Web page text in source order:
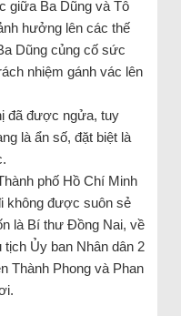
giữa Ba Dũng và Tô
hưởng lên các thế
Dũng củng cố sức
nhiệm gánh vác lên
đã được ngửa, tuy
là ẩn số, đặt biệt là
phố Hồ Chí Minh
không được suôn sẻ
là Bí thư Đồng Nai, về
Ủy ban Nhân dân 2
Thành Phong và Phan